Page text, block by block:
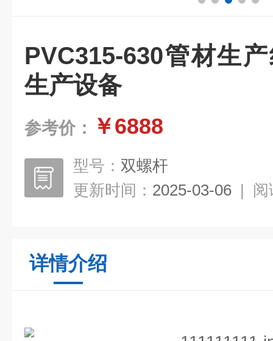
PVC315-630管材生
生产设备
参考价： ￥6888
型号： 双螺杆
更新时间： 2025-03-06 | 阅
详情介绍